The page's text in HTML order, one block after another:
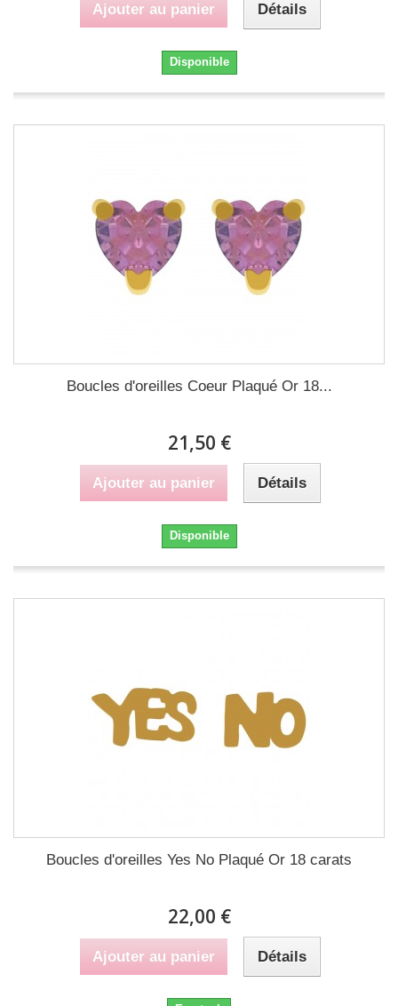
Ajouter au panier Détails
Disponible
Boucles d'oreilles Coeur Plaqué Or 18...
21,50 €
Ajouter au panier Détails
Disponible
Boucles d'oreilles Yes No Plaqué Or 18 carats
22,00 €
Ajouter au panier Détails